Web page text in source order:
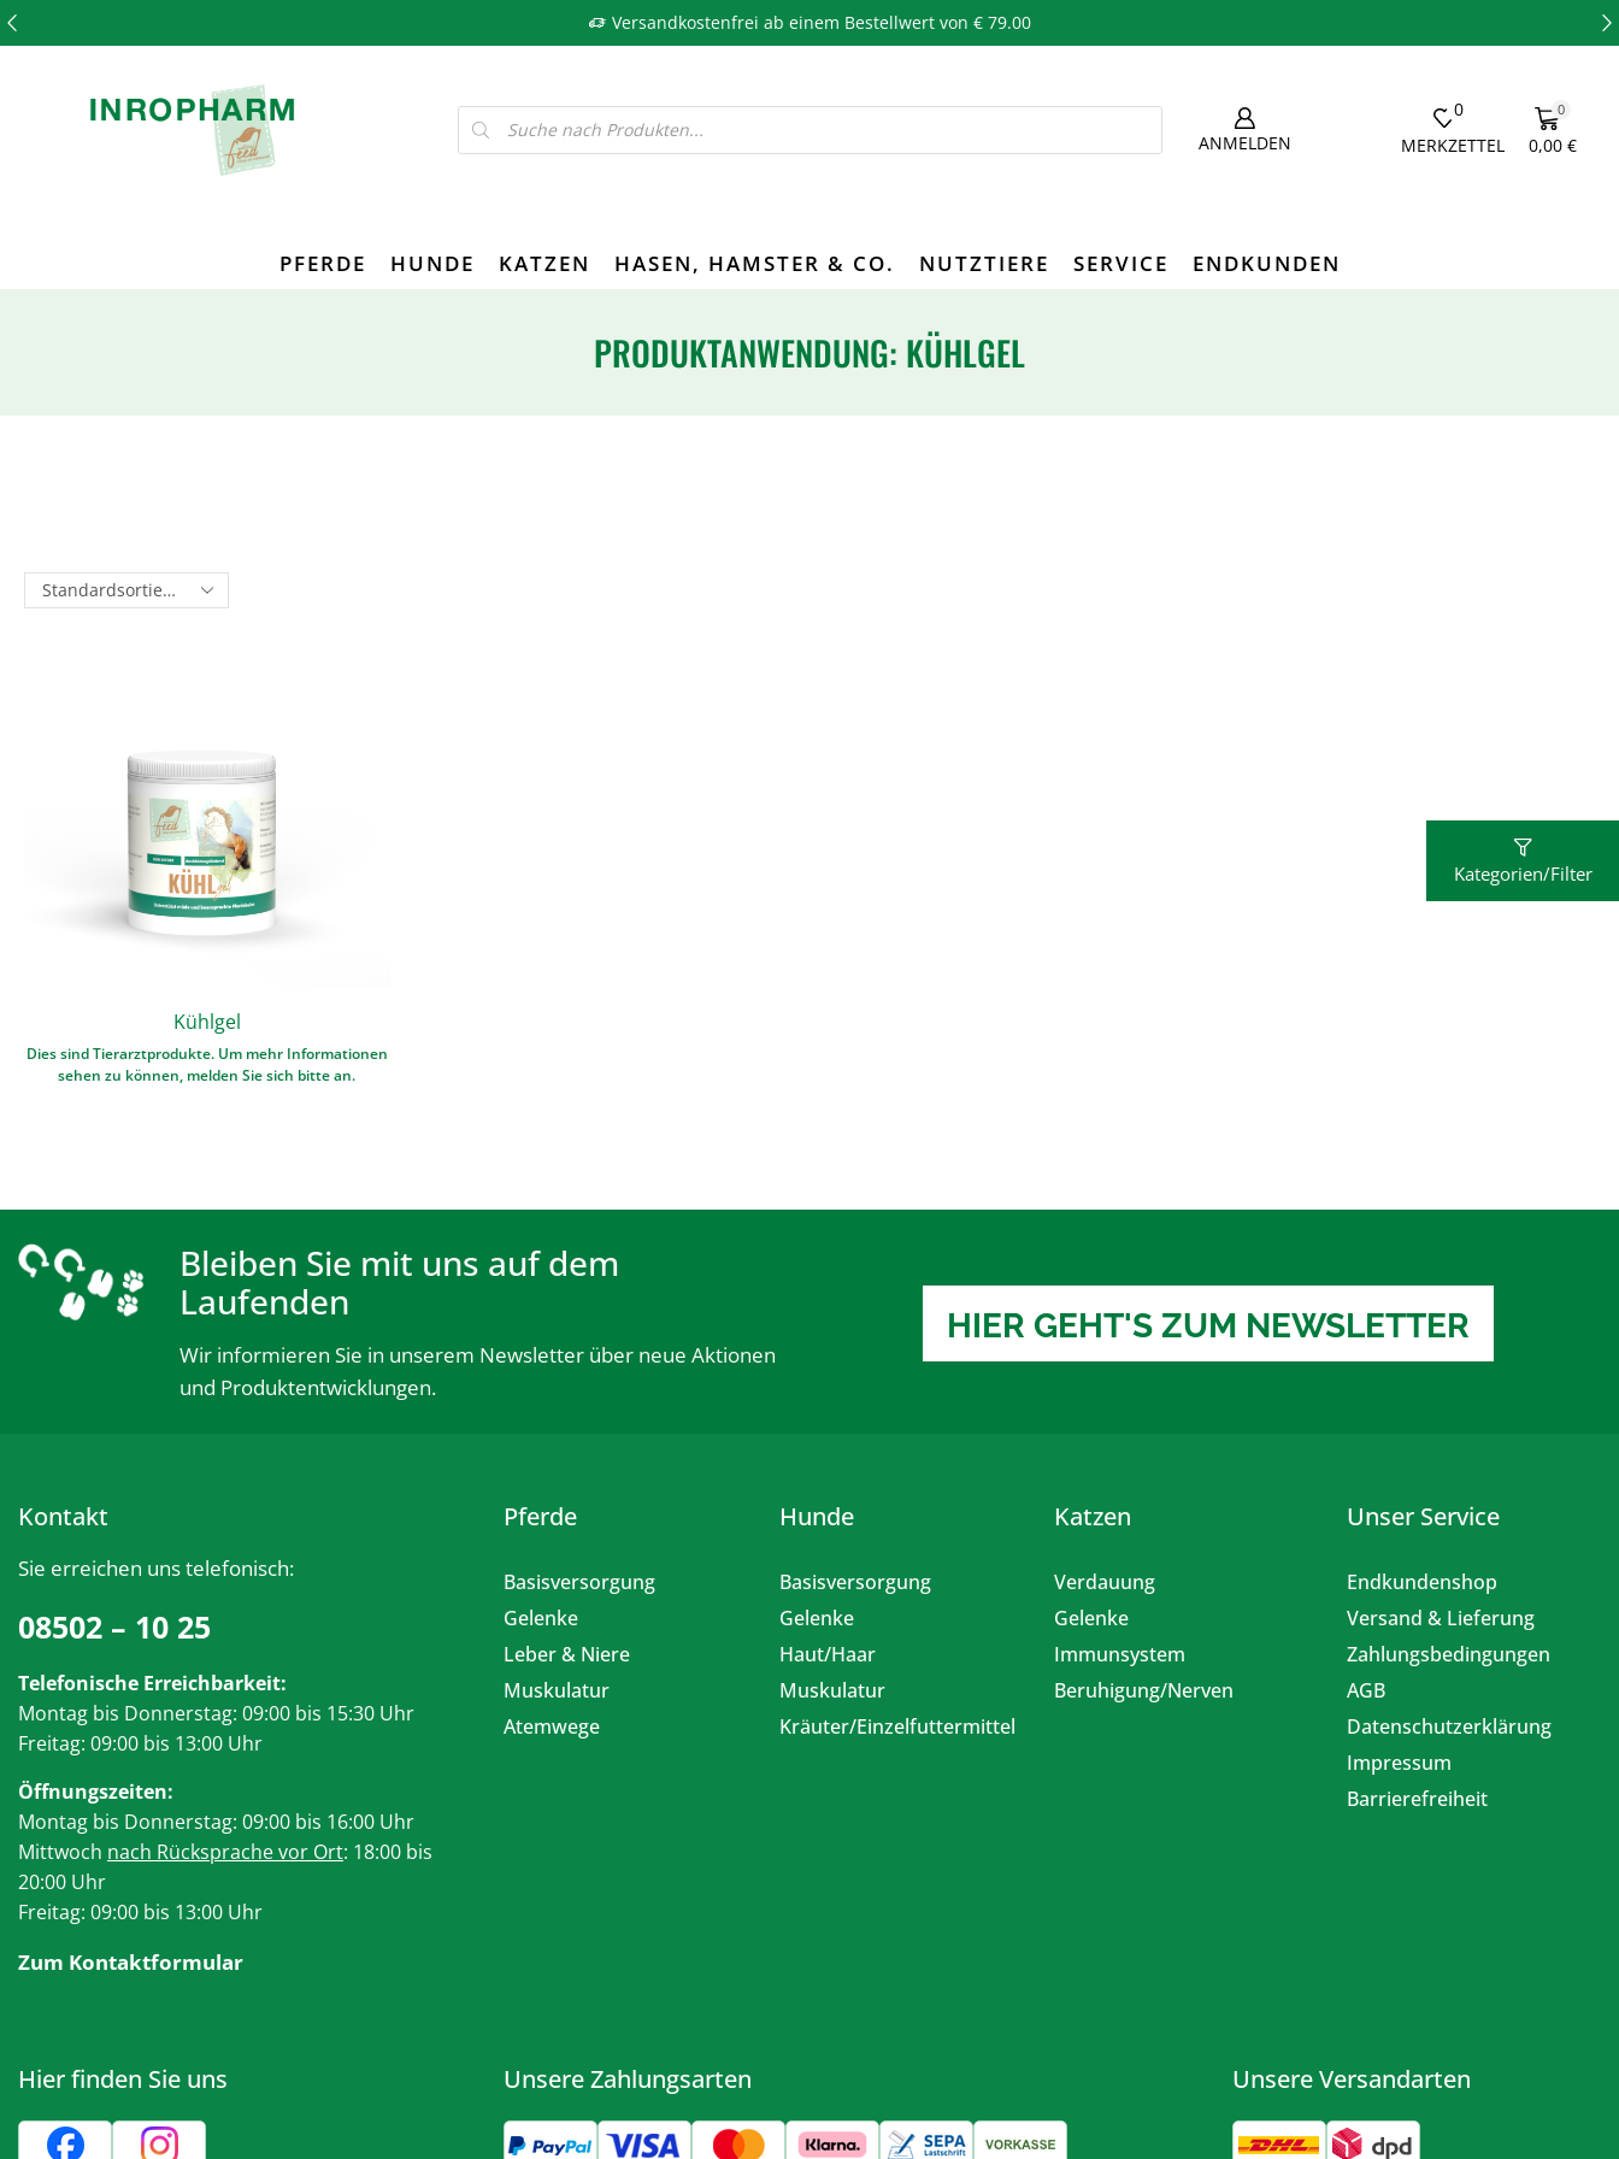
Versandkostenfrei ab einem Bestellwert von € 79.00
ANMELDEN
0
MERKZETTEL
0
0,00 €
PFERDE HUNDE KATZEN HASEN, HAMSTER & CO. NUTZTIERE SERVICE ENDKUNDEN
PRODUKTANWENDUNG: KÜHLGEL
Kühlgel
Dies sind Tierarztprodukte. Um mehr Informationen
sehen zu können, melden Sie sich bitte an.
Kategorien/Filter
Bleiben Sie mit uns auf dem
Laufenden
Wir informieren Sie in unserem Newsletter über neue Aktionen
und Produktentwicklungen.
HIER GEHT'S ZUM NEWSLETTER
Kontakt
Sie erreichen uns telefonisch:
08502 – 10 25
Telefonische Erreichbarkeit:
Montag bis Donnerstag: 09:00 bis 15:30 Uhr
Freitag: 09:00 bis 13:00 Uhr
Öffnungszeiten:
Montag bis Donnerstag: 09:00 bis 16:00 Uhr
Mittwoch nach Rücksprache vor Ort: 18:00 bis
20:00 Uhr
Freitag: 09:00 bis 13:00 Uhr
Zum Kontaktformular
Pferde
Basisversorgung
Gelenke
Leber & Niere
Muskulatur
Atemwege
Hunde
Basisversorgung
Gelenke
Haut/Haar
Muskulatur
Kräuter/Einzelfuttermittel
Katzen
Verdauung
Gelenke
Immunsystem
Beruhigung/Nerven
Unser Service
Endkundenshop
Versand & Lieferung
Zahlungsbedingungen
AGB
Datenschutzerklärung
Impressum
Barrierefreiheit
Hier finden Sie uns Unsere Zahlungsarten Unsere Versandarten